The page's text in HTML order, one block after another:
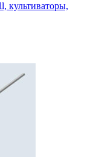
культиваторы,